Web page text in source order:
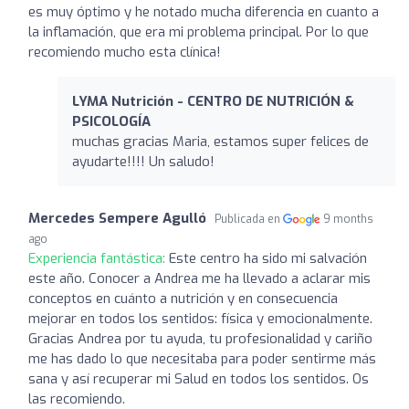
es muy óptimo y he notado mucha diferencia en cuanto a
la inflamación, que era mi problema principal. Por lo que
recomiendo mucho esta clínica!
LYMA Nutrición - CENTRO DE NUTRICIÓN &
PSICOLOGÍA
muchas gracias Maria, estamos super felices de
ayudarte!!!! Un saludo!
Mercedes Sempere Agulló Publicada en
9 months
ago
Experiencia fantástica: Este centro ha sido mi salvación
este año. Conocer a Andrea me ha llevado a aclarar mis
conceptos en cuánto a nutrición y en consecuencia
mejorar en todos los sentidos: física y emocionalmente.
Gracias Andrea por tu ayuda, tu profesionalidad y cariño
me has dado lo que necesitaba para poder sentirme más
sana y así recuperar mi Salud en todos los sentidos. Os
las recomiendo.